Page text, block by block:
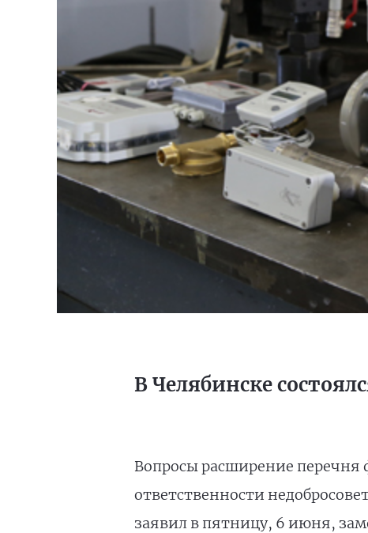
В Челябинске
Вопросы расширение
ответственности
заявил в пятницу, 6 июня,